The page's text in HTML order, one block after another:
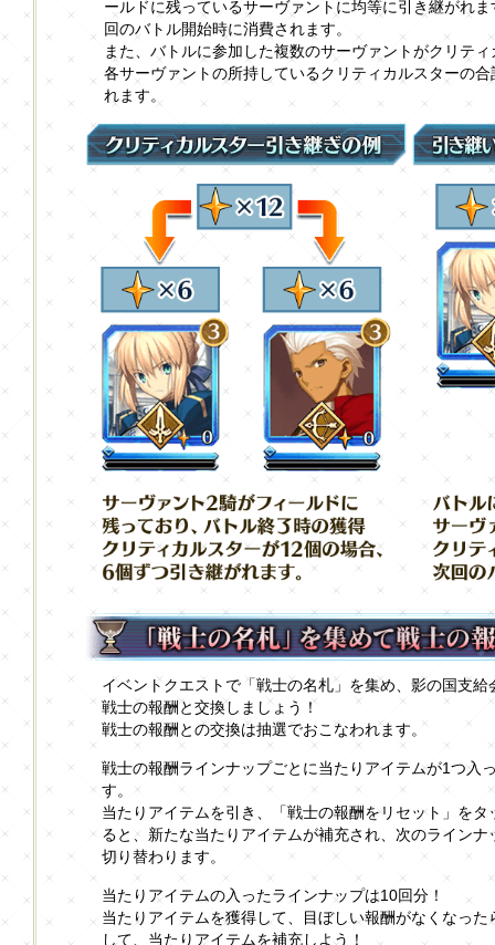
ールドに残っているサーヴァントに均等に引き継がれ
回のバトル開始時に消費されます。
また、バトルに参加した複数のサーヴァントがクリテ
各サーヴァントの所持しているクリティカルスターの
れます。
イベントクエストで「戦士の名札」を集め、影の国支給
戦士の報酬と交換しましょう！
戦士の報酬との交換は抽選でおこなわれます。
戦士の報酬ラインナップごとに当たりアイテムが1つ入
す。
当たりアイテムを引き、「戦士の報酬をリセット」をタ
ると、新たな当たりアイテムが補充され、次のラインナ
切り替わります。
当たりアイテムの入ったラインナップは10回分！
当たりアイテムを獲得して、目ぼしい報酬がなくなっ
して、当たりアイテムを補充しよう！